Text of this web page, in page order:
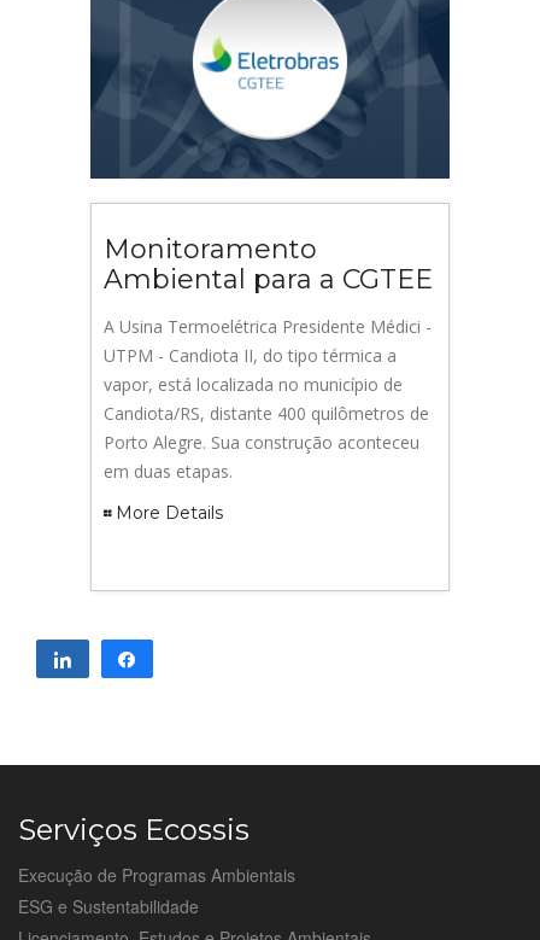
Monitoramento
Ambiental para a CGTEE
A Usina Termoelétrica Presidente Médici -
UTPM - Candiota II, do tipo térmica a
vapor, está localizada no município de
Candiota/RS, distante 400 quilômetros de
Porto Alegre. Sua construção aconteceu
em duas etapas.
More Details
Compartilhar
Serviços Ecossis
Execução de Programas Ambientais
ESG e Sustentabilidade